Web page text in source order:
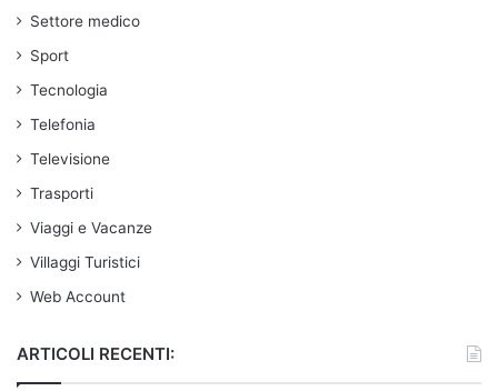
Settore medico
Sport
Tecnologia
Telefonia
Televisione
Trasporti
Viaggi e Vacanze
Villaggi Turistici
Web Account
ARTICOLI RECENTI: